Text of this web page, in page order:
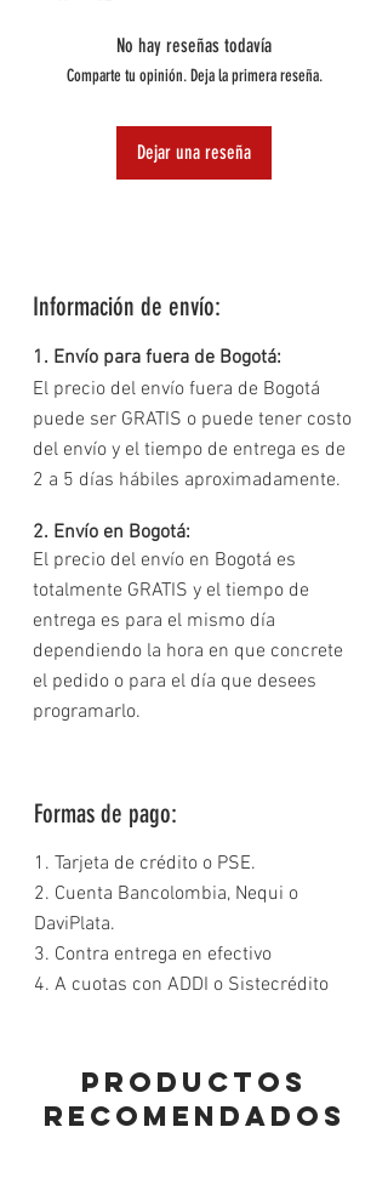
No hay reseñas todavía
Comparte tu opinión. Deja la primera reseña.
Dejar una reseña
Información de envío:
1. Envío para fuera de Bogotá:
El precio del envío fuera de Bogotá
puede ser GRATIS o puede tener costo
del envío y el tiempo de entrega es de
2 a 5 días hábiles aproximadamente.
2. Envío en Bogotá:
El precio del envío en Bogotá es
totalmente GRATIS y el tiempo de
entrega es para el mismo día
dependiendo la hora en que concrete
el pedido o para el día que desees
programarlo.
Formas de pago:
1. Tarjeta de crédito o PSE.
2. Cuenta Bancolombia, Nequi o
DaviPlata.
3. Contra entrega en efectivo
4. A cuotas con ADDI o Sistecrédito
PRODUCTOS
RECOMENDADOS